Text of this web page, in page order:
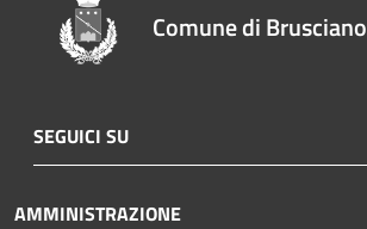
Comune di Brusciano
SEGUICI SU
AMMINISTRAZIONE